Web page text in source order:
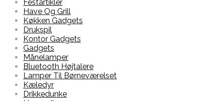
Festartikler
Have Og Grill
Køkken Gadgets
Drukspil
Kontor Gadgets
Gadgets
Månelamper
Bluetooth Højtalere
Lamper Til Børneværelset
Kæledyr
Drikkedunke